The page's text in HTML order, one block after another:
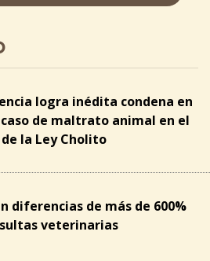
logra inédita condena en
de maltrato animal en el
la Ley Cholito
diferencias de más de 600%
veterinarias